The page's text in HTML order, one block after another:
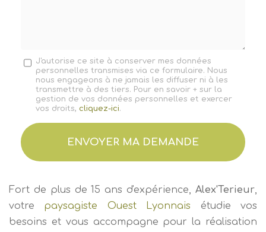
Message
J'autorise ce site à conserver mes données
personnelles transmises via ce formulaire. Nous
nous engageons à ne jamais les diffuser ni à les
transmettre à des tiers. Pour en savoir + sur la
gestion de vos données personnelles et exercer
vos droits, cliquez-ici.
Acceptation
RGPD
ENVOYER MA DEMANDE
Fort de plus de 15 ans d'expérience, Alex'Terieur,
votre paysagiste Ouest Lyonnais étudie vos
besoins et vous accompagne pour la réalisation